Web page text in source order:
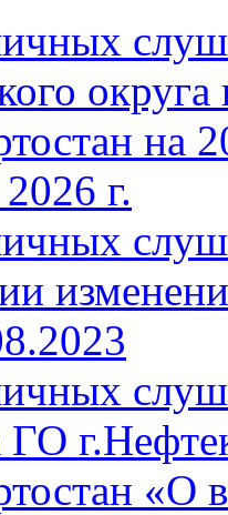
на
г.
ГО
«О